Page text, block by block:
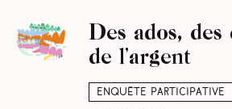
Enquête participative
Des ados, des
de l’argent